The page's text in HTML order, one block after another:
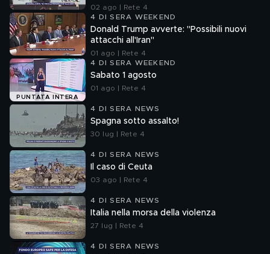
02 ago | Rete 4
4 DI SERA WEEKEND
Donald Trump avverte: "Possibili nuovi
attacchi all'Iran"
01 ago | Rete 4
PUNTATA INTERA
4 DI SERA WEEKEND
Sabato 1 agosto
01 ago | Rete 4
4 DI SERA NEWS
Spagna sotto assalto!
30 lug | Rete 4
4 DI SERA NEWS
Il caso di Ceuta
03 ago | Rete 4
4 DI SERA NEWS
Italia nella morsa della violenza
27 lug | Rete 4
4 DI SERA NEWS